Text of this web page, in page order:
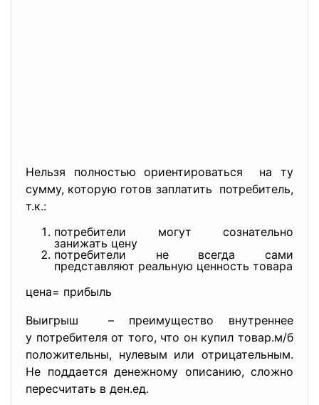
Нельзя полностьюориентироваться на ту
сумму, которую готов заплатить потребитель,
т.к.:
потребители могут сознательно
занижать цену
потребители не всегда сами
представляют реальную ценность товара
цена= прибыль
Выигрыш – преимущество внутреннее
у потребителя от того, что он купил товар.м/б
положительны, нулевым или отрицательным.
Не поддается денежному описанию, сложно
пересчитать в ден.ед.